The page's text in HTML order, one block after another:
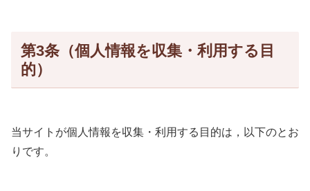
第3条（個人情報を収集・利用する目
的）
当サイトが個人情報を収集・利用する目的は，以下のとお
りです。